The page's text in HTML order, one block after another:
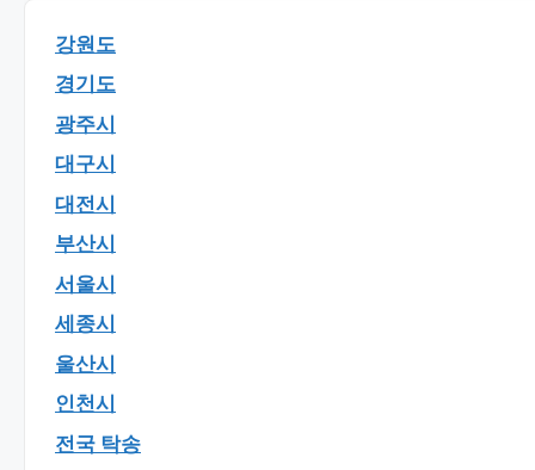
강원도
경기도
광주시
대구시
대전시
부산시
서울시
세종시
울산시
인천시
전국 탁송